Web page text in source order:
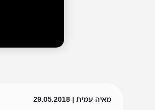
מאיה עמית | 29.05.2018